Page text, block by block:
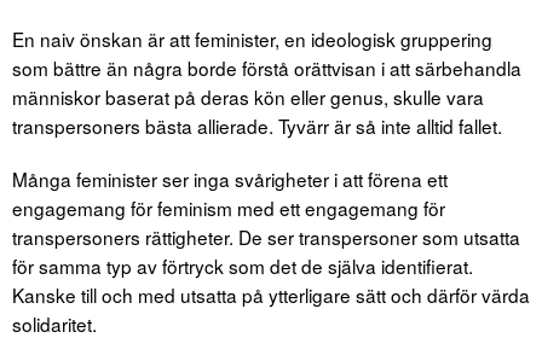
En naiv önskan är att feminister, en ideologisk gruppering
som bättre än några borde förstå orättvisan i att särbehandla
människor baserat på deras kön eller genus, skulle vara
transpersoners bästa allierade. Tyvärr är så inte alltid fallet.
Många feminister ser inga svårigheter i att förena ett
engagemang för feminism med ett engagemang för
transpersoners rättigheter. De ser transpersoner som utsatta
för samma typ av förtryck som det de själva identifierat.
Kanske till och med utsatta på ytterligare sätt och därför värda
solidaritet.